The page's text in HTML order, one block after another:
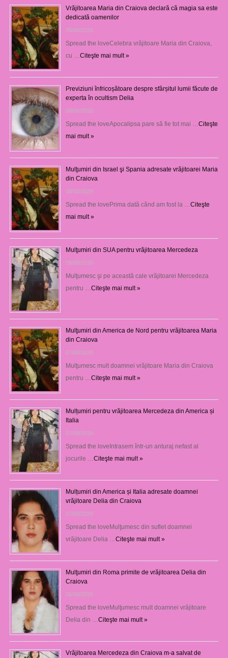
Vrăjitoarea Maria din Craiova declară că magia sa este
dedicată oamenilor
09/08/2026
Spread the loveCelebra vrăjitoare Maria din Craiova,
cu …Citeşte mai mult »
Previziuni înfricoșătoare despre sfârșitul lumii făcute de
experta în ocultism Delia
08/08/2026
Spread the loveApocalipsa pare să fie tot mai …Citeşte
mai mult »
Mulţumiri din Israel şi Spania adresate vrăjitoarei Maria
din Craiova
08/08/2026
Spread the lovePrima dată când am fost la …Citeşte
mai mult »
Mulţumiri din SUA pentru vrăjitoarea Mercedeza
08/08/2026
Mulţumesc şi pe această cale vrăjitoarei Mercedeza
pentru …Citeşte mai mult »
Mulţumiri din America de Nord pentru vrăjitoarea Maria
din Craiova
07/08/2026
Mulţumesc mult doamnei vrăjitoare Maria din Craiova
pentru …Citeşte mai mult »
Mulțumiri pentru vrăjitoarea Mercedeza din America și
Italia
07/08/2026
Spread the loveIntrasem într-un anturaj nefast al
jocurile …Citeşte mai mult »
Mulțumiri din America și Italia adresate doamnei
vrăjitoare Delia din Craiova
07/08/2026
Spread the loveMulţumesc din suflet doamnei
vrăjitoare Delia …Citeşte mai mult »
Mulţumiri din Roma primite de vrăjitoarea Delia din
Craiova
06/08/2026
Spread the loveMulţumesc mult doamnei vrăjitoare
Delia din …Citeşte mai mult »
Vrăjitoarea Mercedeza din Craiova m-a salvat de